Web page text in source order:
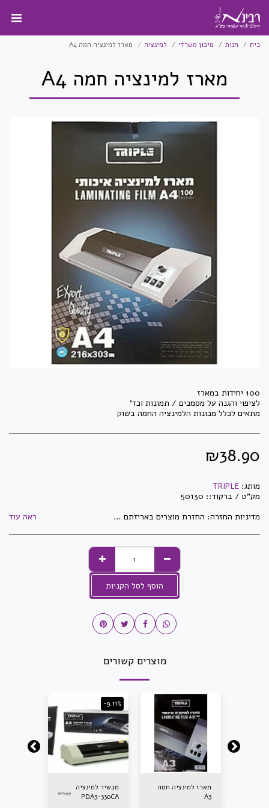
בית חנות מיכון משרדי למינציה מארז למינציה חמה A4
מארז למינציה חמה A4
מתאים לכלל מכונות הלמינציה החמה בשוק
₪38.90
מותג: TRIPLE
מק"ט / ברקוד:: 50130
מדיניות החזרה: החזרת מוצרים באריזתם המקורית בלבד וזאת בלבד שלא נעשה בהם שימוש! לא ניתן להחזיר מוצרי חשמל לאחר פתיחתם ו/או הפעלתם. לא ניתן להחזיר מדפסות, מגרסות ושאר מיכון לאחר פתיחת האריזה. לא ניתן להחזיר ראשי דיו וטונרים לאחר פתיחתם ו/או שימוש. לא ניתן להחזיר מוצרים שנעשו/יוצרו בהזמנה מיוחדת ואושרו ע&quot;י הלקוח. לא ניתן להחזיר מוצרים שהוזמנו במיוחד עבור הלקוח. לא ניתן להחזיר דברי דפוס וחותמות שעברו הגהה ואושרו ע&quot;י הלקוח. התמונות באתר הינן להמחשה בלבד - ייתכנו שינויים באריזה ובנראות המוצר. ט.ל.ח ראה עוד
הוסף לסל הקניות
מוצרים קשורים
מארז למינציה חמה
A3
-9.11%
מכשיר למינציה
PDA3-330CA
₪549